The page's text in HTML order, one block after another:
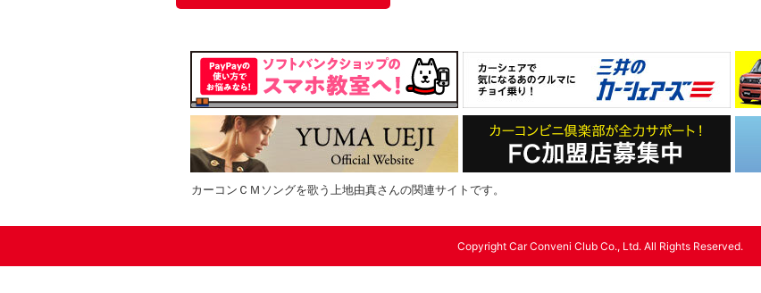
カーコンＣＭソングを歌う上地由真さんの関連サイトです。
Copyright Car Conveni Club Co., Ltd. All Rights Reserved.